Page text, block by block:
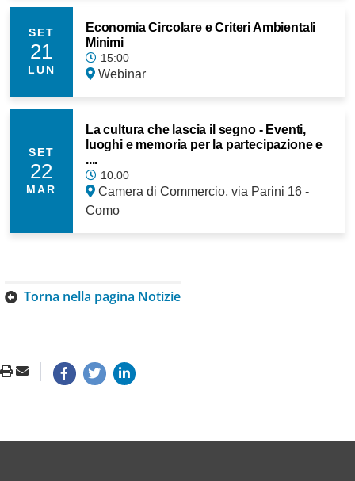
SET
21
LUN
Economia Circolare e Criteri Ambientali
Minimi
15:00
Webinar
SET
22
MAR
La cultura che lascia il segno - Eventi,
luoghi e memoria per la partecipazione e
....
10:00
Camera di Commercio, via Parini 16 -
Como
Torna nella pagina Notizie